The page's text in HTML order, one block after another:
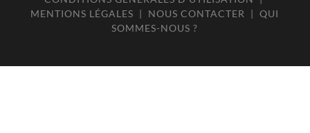
MENTIONS LÉGALES | NOUS CONTACTER |QUI
SOMMES-NOUS ?